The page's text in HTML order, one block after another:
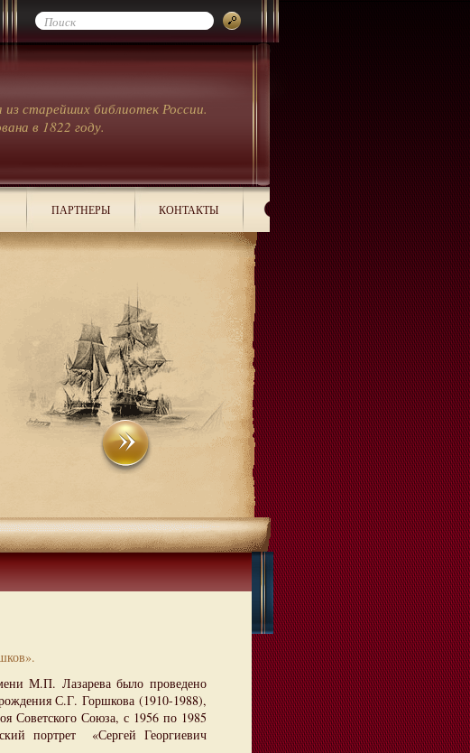
из старейших библиотек России.
в 1822 году.
ПАРТНЕРЫ КОНТАКТЫ
М.П. Лазарева было проведено
С.Г. Горшкова (1910-1988),
Советского Союза, с 1956 по 1985
портрет «Сергей Георгиевич